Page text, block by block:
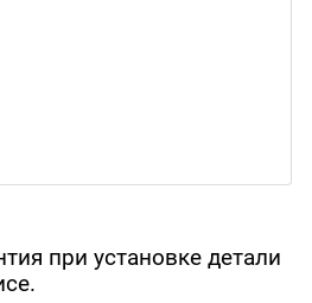
при установке детали